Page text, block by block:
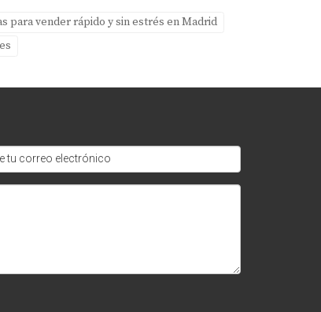
para vender rápido y sin estrés en Madrid